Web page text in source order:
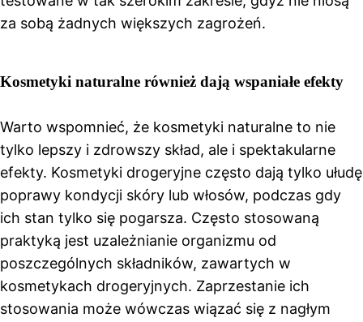
za sobą żadnych większych zagrożeń.
Kosmetyki naturalne również dają wspaniałe efekty
Warto wspomnieć, że kosmetyki naturalne to nie
tylko lepszy i zdrowszy skład, ale i spektakularne
efekty. Kosmetyki drogeryjne często dają tylko ułudę
poprawy kondycji skóry lub włosów, podczas gdy
ich stan tylko się pogarsza. Często stosowaną
praktyką jest uzależnianie organizmu od
poszczególnych składników, zawartych w
kosmetykach drogeryjnych. Zaprzestanie ich
stosowania może wówczas wiązać się z nagłym